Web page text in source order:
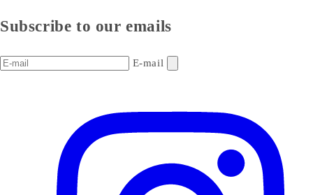
Subscribe to our emails
E-mail